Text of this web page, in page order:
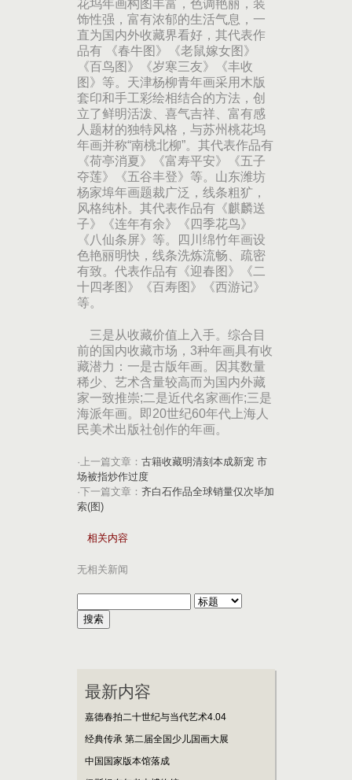
花坞年画构图丰富，色调艳丽，装
饰性强，富有浓郁的生活气息，一
直为国内外收藏界看好，其代表作
品有 《春牛图》《老鼠嫁女图》
《百鸟图》《岁寒三友》《丰收
图》等。天津杨柳青年画采用木版
套印和手工彩绘相结合的方法，创
立了鲜明活泼、喜气吉祥、富有感
人题材的独特风格，与苏州桃花坞
年画并称“南桃北柳”。其代表作品有
《荷亭消夏》《富寿平安》《五子
夺莲》《五谷丰登》等。山东潍坊
杨家埠年画题裁广泛，线条粗犷，
风格纯朴。其代表作品有《麒麟送
子》《连年有余》《四季花鸟》
《八仙条屏》等。四川绵竹年画设
色艳丽明快，线条洗炼流畅、疏密
有致。代表作品有《迎春图》《二
十四孝图》《百寿图》《西游记》
等。
三是从收藏价值上入手。综合目
前的国内收藏市场，3种年画具有收
藏潜力：一是古版年画。因其数量
稀少、艺术含量较高而为国内外藏
家一致推崇;二是近代名家画作;三是
海派年画。即20世纪60年代上海人
民美术出版社创作的年画。
·上一篇文章： 古籍收藏明清刻本成新宠 市
场被指炒作过度
·下一篇文章： 齐白石作品全球销量仅次毕加
索(图)
相关内容
无相关新闻
最新内容
嘉德春拍二十世纪与当代艺术4.04
经典传承 第二届全国少儿国画大展
中国国家版本馆落成